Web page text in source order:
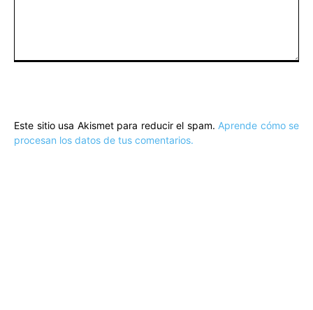
Este sitio usa Akismet para reducir el spam. Aprende cómo se
procesan los datos de tus comentarios.